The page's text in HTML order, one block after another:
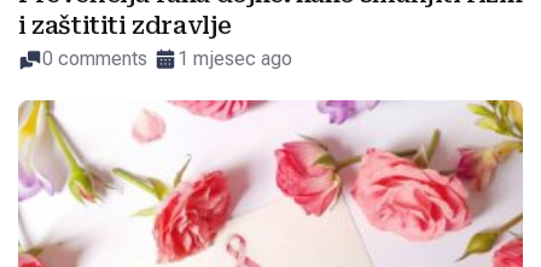
i zaštititi zdravlje
0 comments 1 mjesec ago